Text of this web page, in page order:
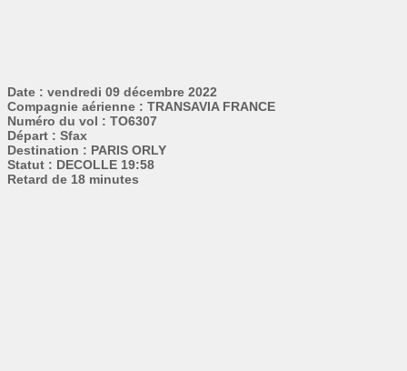
Date : vendredi 09 décembre 2022
Compagnie aérienne : TRANSAVIA FRANCE
Numéro du vol : TO6307
Départ : Sfax
Destination : PARIS ORLY
Statut : DECOLLE 19:58
Retard de 18 minutes